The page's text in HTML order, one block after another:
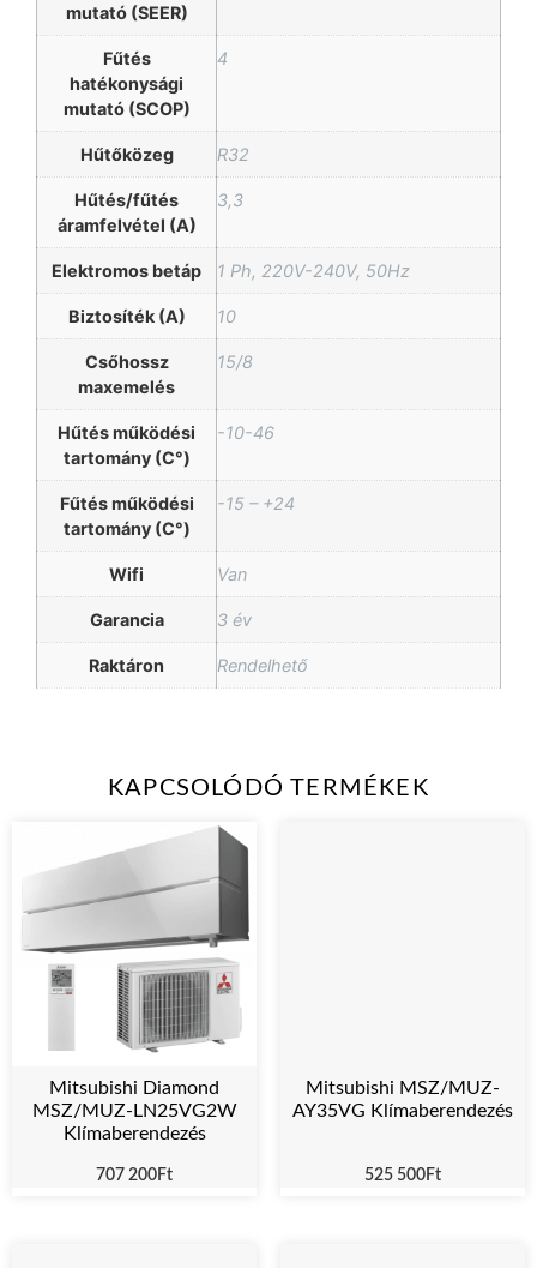
mutató (SEER)
Fűtés
hatékonysági
mutató (SCOP)
4
Hűtőközeg R32
Hűtés/fűtés
áramfelvétel (A)
3,3
Elektromos betáp 1 Ph, 220V-240V, 50Hz
Biztosíték (A) 10
Csőhossz
maxemelés
15/8
Hűtés működési
tartomány (C°)
-10-46
Fűtés működési
tartomány (C°)
-15 – +24
Wifi Van
Garancia 3 év
Raktáron Rendelhető
KAPCSOLÓDÓ TERMÉKEK
Mitsubishi Diamond
MSZ/MUZ-LN25VG2W
Klímaberendezés
707 200Ft
Mitsubishi MSZ/MUZ-
AY35VG Klímaberendezés
525 500Ft